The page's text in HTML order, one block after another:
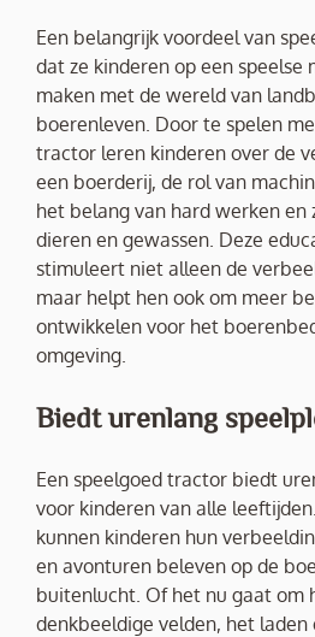
Een belangrijk voordeel van
dat ze kinderen op een speelse
maken met de wereld van
boerenleven. Door te spelen
tractor leren kinderen over de
een boerderij, de rol van
het belang van hard werken en
dieren en gewassen. Deze
stimuleert niet alleen de
maar helpt hen ook om meer
ontwikkelen voor het
omgeving.
Biedt urenlang
Een speelgoed tractor biedt
voor kinderen van alle
kunnen kinderen hun
en avonturen beleven op de
buitenlucht. Of het nu gaat om
denkbeeldige velden, het laden